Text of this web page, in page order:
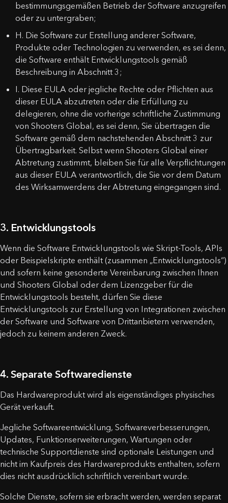
bestimmungsgemäßen Betrieb der Software anzugreifen
oder zu untergraben;
H. Die Software zur Erstellung anderer Software,
Produkte oder Technologien zu verwenden, es sei denn,
die Software enthält Entwicklungstools gemäß
Beschreibung in Abschnitt 3;
I. Diese EULA oder jegliche Rechte oder Pflichten aus
dieser EULA abzutreten oder die Erfüllung zu
delegieren, ohne die vorherige schriftliche Zustimmung
von Shooters Global, es sei denn, Sie übertragen die
Software gemäß dem nachstehenden Abschnitt 3 zur
Übertragbarkeit. Selbst wenn Shooters Global einer
Abtretung zustimmt, bleiben Sie für alle Verpflichtungen
aus dieser EULA verantwortlich, die Sie vor dem Datum
des Wirksamwerdens der Abtretung eingegangen sind.
3. Entwicklungstools
Wenn die Software Entwicklungstools wie Skript-Tools, APIs
oder Beispielskripte enthält (zusammen „Entwicklungstools“)
und sofern keine gesonderte Vereinbarung zwischen Ihnen
und Shooters Global oder dem Lizenzgeber für die
Entwicklungstools besteht, dürfen Sie diese
Entwicklungstools zur Erstellung von Integrationen zwischen
der Software und Software von Drittanbietern verwenden,
jedoch zu keinem anderen Zweck.
4. Separate Softwaredienste
Das Hardwareprodukt wird als eigenständiges physisches
Gerät verkauft.
Jegliche Softwareentwicklung, Softwareverbesserungen,
Updates, Funktionserweiterungen, Wartungen oder
technische Supportdienste sind optionale Leistungen und
nicht im Kaufpreis des Hardwareprodukts enthalten, sofern
dies nicht ausdrücklich schriftlich vereinbart wurde.
Solche Dienste, sofern sie erbracht werden, werden separat